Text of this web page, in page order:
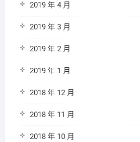
2019 年 4 月
2019 年 3 月
2019 年 2 月
2019 年 1 月
2018 年 12 月
2018 年 11 月
2018 年 10 月